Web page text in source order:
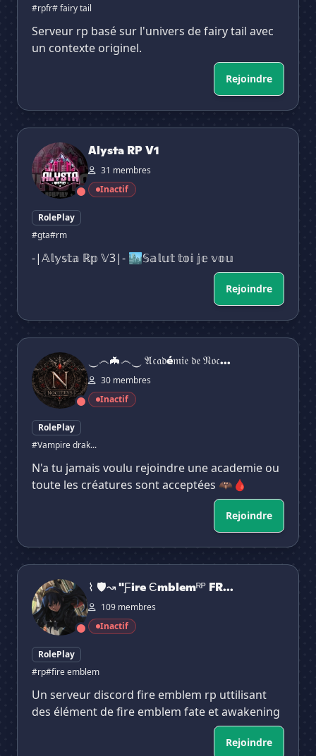
#rpfr# fairy tail
Serveur rp basé sur l'univers de fairy tail avec
un contexte originel.
Rejoindre
Alysta RP V1
Alysta RP V1
31 membres
Inactif
RolePlay
#gta#rm
-|𝔸𝕝𝕪𝕤𝕥𝕒 ℝ𝕡 𝕍3|- 🏙️𝕊𝕒𝕝𝕦𝕥 𝕥𝕠𝕚 𝕛𝕖 𝕧𝕠𝕦
Rejoindre
‿෴🦇෴‿ 𝔄𝔠𝔞𝔡é𝔪𝔦𝔢 𝔡𝔢 𝔑𝔬𝔠𝔱𝔢𝔩𝔶𝔰 ‿෴🦇෴‿
‿෴🦇෴‿ 𝔄𝔠𝔞𝔡é𝔪𝔦𝔢 𝔡𝔢 𝔑𝔬𝔠...
30 membres
Inactif
RolePlay
#Vampire drak...
N'a tu jamais voulu rejoindre une academie ou
toute les créatures sont acceptées 🦇🩸
Rejoindre
⌇ 🛡↝ "Ƒire Єmblemᴿᴾ FR : Shadows of Oblivion
⌇ 🛡↝ "Ƒire Єmblemᴿᴾ FR...
109 membres
Inactif
RolePlay
#rp#fire emblem
Un serveur discord fire emblem rp uttilisant
des élément de fire emblem fate et awakening
Rejoindre